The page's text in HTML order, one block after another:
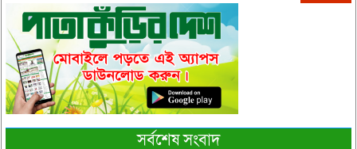
সর্বশেষ সংবাদ